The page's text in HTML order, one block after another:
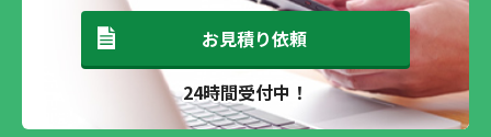
お見積り依頼
24時間受付中！